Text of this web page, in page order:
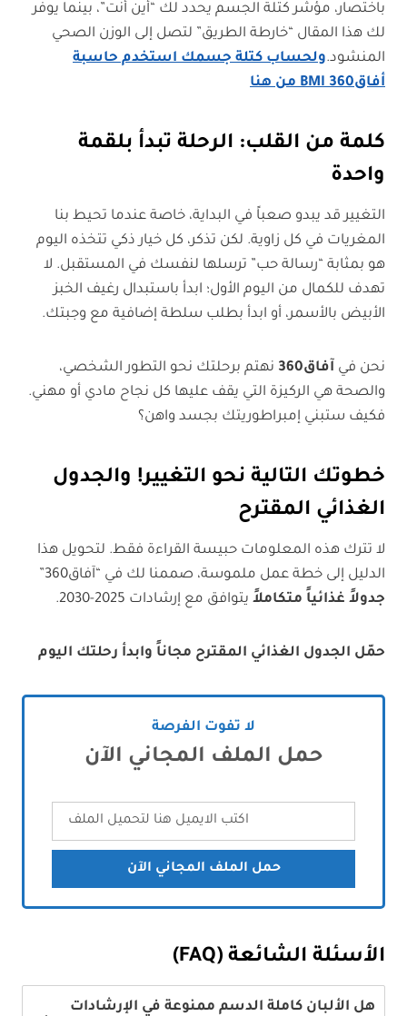
باختصار، مؤشر كتلة الجسم يحدد لك “أين أنت”، بينما يوفر
لك هذا المقال “خارطة الطريق” لتصل إلى الوزن الصحي
المنشود.ولحساب كتلة جسمك استخدم حاسبة
أفاق360 BMI من هنا
كلمة من القلب: الرحلة تبدأ بلقمة
واحدة
التغيير قد يبدو صعباً في البداية، خاصة عندما تحيط بنا
المغريات في كل زاوية. لكن تذكر، كل خيار ذكي تتخذه اليوم
هو بمثابة “رسالة حب” ترسلها لنفسك في المستقبل. لا
تهدف للكمال من اليوم الأول؛ ابدأ باستبدال رغيف الخبز
الأبيض بالأسمر، أو ابدأ بطلب سلطة إضافية مع وجبتك.
نحن في آفاق360
نهتم برحلتك نحو التطور الشخصي،
والصحة هي الركيزة التي يقف عليها كل نجاح مادي أو مهني.
فكيف ستبني إمبراطوريتك بجسد واهن؟
خطوتك التالية نحو التغيير! والجدول
الغذائي المقترح
لا تترك هذه المعلومات حبيسة القراءة فقط. لتحويل هذا
الدليل إلى خطة عمل ملموسة، صممنا لك في “آفاق360”
جدولاً غذائياً متكاملاً يتوافق مع إرشادات 2025-2030.
حمّل الجدول الغذائي المقترح مجاناً وابدأ رحلتك اليوم
لا تفوت الفرصة
حمل الملف المجاني الآن
الأسئلة الشائعة (FAQ
)
هل الألبان كاملة الدسم ممنوعة في الإرشادات